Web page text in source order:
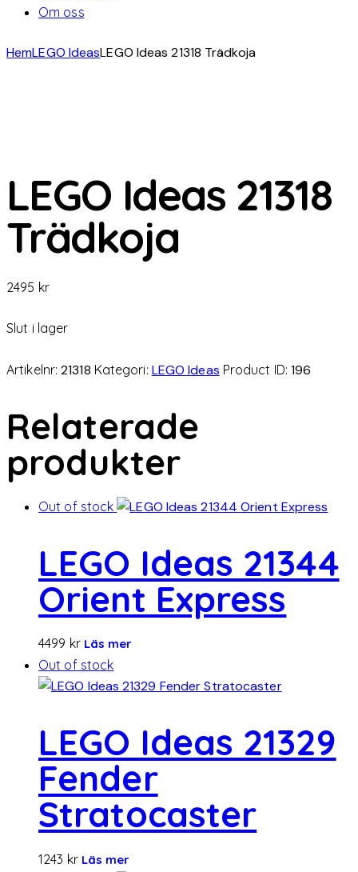
Om oss
HemLEGO IdeasLEGO Ideas 21318 Trädkoja
LEGO Ideas 21318
Trädkoja
2495 kr
Slut i lager
Artikelnr:21318 Kategori: LEGO Ideas Product ID:196
Relaterade
produkter
Out of stock
LEGO Ideas 21344
Orient Express
4499 kr Läs mer
Out of stock
LEGO Ideas 21329
Fender
Stratocaster
1243 kr Läs mer